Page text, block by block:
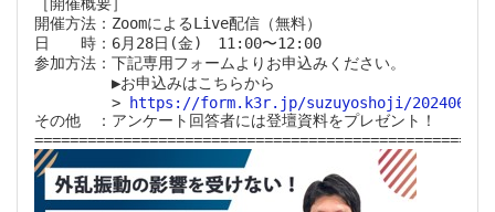
開催方法：ZoomによるLive配信（無料）
日　　時：6月28日(金)　11:00〜12:00
参加方法：下記専用フォームよりお申込みください。
▶お申込みはこちらから
>
https://form.k3r.jp/suzuyoshoji/
その他　：アンケート回答者には登壇資料をプレゼント！